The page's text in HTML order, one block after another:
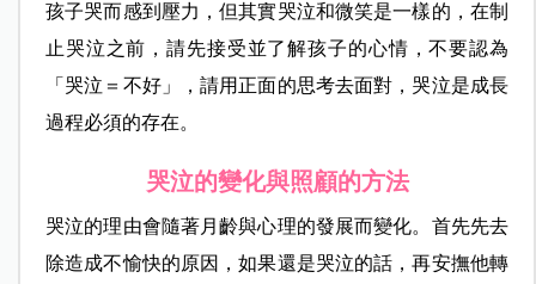
孩子哭而感到壓力，但其實哭泣和微笑是一樣的，在制
止哭泣之前，請先接受並了解孩子的心情，不要認為
「哭泣＝不好」，請用正面的思考去面對，哭泣是成長
過程必須的存在。
哭泣的變化與照顧的方法
哭泣的理由會隨著月齡與心理的發展而變化。首先先去
除造成不愉快的原因，如果還是哭泣的話，再安撫他轉